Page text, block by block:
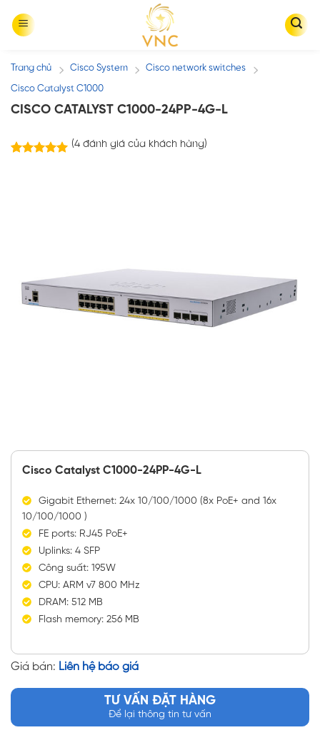
Trang chủ / Cisco System / Cisco network switches /
Cisco Catalyst C1000
CISCO CATALYST C1000-24PP-4G-L
(4đánh giá của khách hàng)
Cisco Catalyst C1000-24PP-4G-L
Gigabit Ethernet: 24x 10/100/1000 (8x PoE+ and 16x
10/100/1000 )
FE ports: RJ45 PoE+
Uplinks: 4 SFP
Công suất: 195W
CPU: ARM v7 800 MHz
DRAM: 512 MB
Flash memory: 256 MB
Giá bán: Liên hệ báo giá
TƯ VẤN ĐẶT HÀNG
Để lại thông tin tư vấn